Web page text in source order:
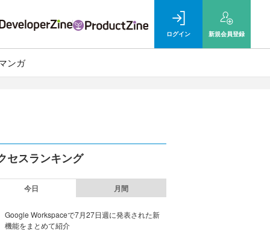
ログイン 新規会員登録
ンガ
セスランキング
今日 月間
Google Workspaceで7月27日週に発表された新
機能をまとめて紹介